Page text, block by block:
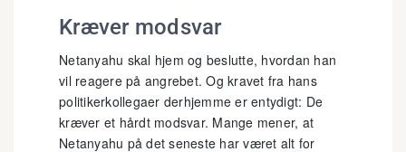
Kræver modsvar
Netanyahu skal hjem og beslutte, hvordan han
vil reagere på angrebet. Og kravet fra hans
politikerkollegaer derhjemme er entydigt: De
kræver et hårdt modsvar. Mange mener, at
Netanyahu på det seneste har været alt for